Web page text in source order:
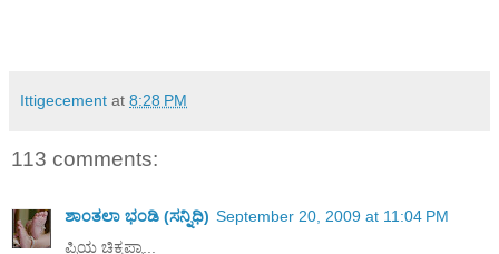
Ittigecement at 8:28 PM
113 comments:
ಶಾಂತಲಾ ಭಂಡಿ (ಸನ್ನಿಧಿ) September 20, 2009 at 11:04 PM
ಪ್ರಿಯ ಚಿಕ್ಕಪ್ಪಾ...